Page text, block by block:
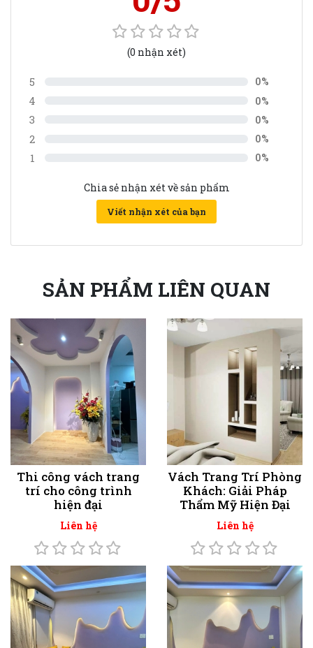
(0 nhận xét)
5 0%
4 0%
3 0%
2 0%
1 0%
Chia sẻ nhận xét về sản phẩm
Viết nhận xét của bạn
SẢN PHẨM LIÊN QUAN
Thi công vách trang
trí cho công trình
hiện đại
Liên hệ
Vách Trang Trí Phòng
Khách: Giải Pháp
Thẩm Mỹ Hiện Đại
Liên hệ